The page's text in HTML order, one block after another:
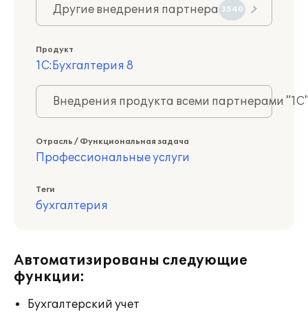
Другие внедрения партнера 3540
Продукт
1С:Бухгалтерия 8
Внедрения продукта всеми партнерами
Отрасль / Функциональная задача
Профессиональные услуги
Теги
бухгалтерия
Автоматизированы следующие
функции:
Бухгалтерский учет